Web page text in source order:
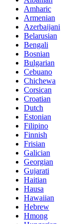
Amharic
Armenian
Azerbaijani
Belarusian
Bengali
Bosnian
Bulgarian
Cebuano
Chichewa
Corsican
Croatian
Dutch
Estonian
Filipino
Finnish
Frisian
Galician
Georgian
Gujarati
Haitian
Hausa
Hawaiian
Hebrew
Hmong